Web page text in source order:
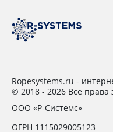
Ropesystems.ru -
© 2018 - 2026 Все
ООО «Р-Системс»
ОГРН 1115029005123